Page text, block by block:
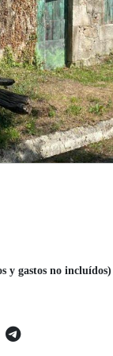
y gastos no